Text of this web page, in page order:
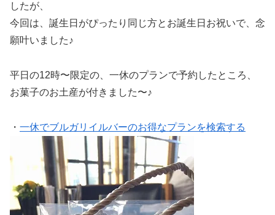
したが、
今回は、誕生日がぴったり同じ方とお誕生日お祝いで、念
願叶いました♪
平日の12時〜限定の、一休のプランで予約したところ、
お菓子のお土産が付きました〜♪
・ 一休でブルガリイルバーのお得なプランを検索する